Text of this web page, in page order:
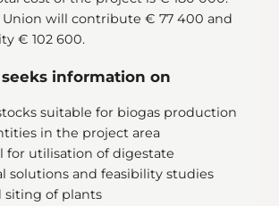
Union will contribute € 77 400 and
€ 102 600.
information on
suitable for biogas production
in the project area
for utilisation of digestate
solutions and feasibility studies
siting of plants